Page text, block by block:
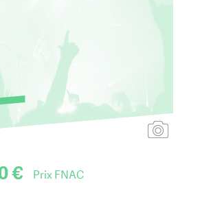
€ Prix FNAC